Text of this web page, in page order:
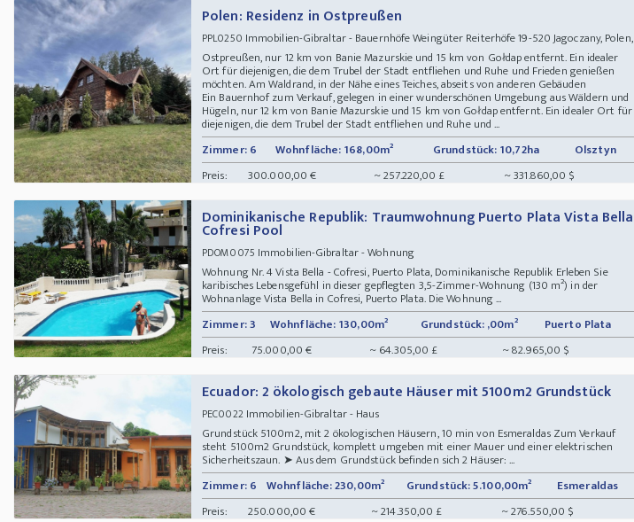
Polen: Residenz in Ostpreußen
PPL0250 Immobilien-Gibraltar - Bauernhöfe Weingüter Reiterhöfe 19-520 Jagoczany, Polen,
Ostpreußen, nur 12 km von Banie Mazurskie und 15 km von Gołdap entfernt. Ein idealer
Ort für diejenigen, die dem Trubel der Stadt entfliehen und Ruhe und Frieden genießen
möchten. Am Waldrand, in der Nähe eines Teiches, abseits von anderen Gebäuden
Ein Bauernhof zum Verkauf, gelegen in einer wunderschönen Umgebung aus Wäldern und
Hügeln, nur 12 km von Banie Mazurskie und 15 km von Gołdap entfernt. Ein idealer Ort für
diejenigen, die dem Trubel der Stadt entfliehen und Ruhe und ...
Zimmer: 6
Wohnfläche: 168,00m² Grundstück: 10,72ha
Olsztyn
Preis:
300.000,00 € ~ 257.220,00 £ ~ 331.860,00 $
Dominikanische Republik: Traumwohnung Puerto Plata Vista Bella
Cofresi Pool
PDOM0075 Immobilien-Gibraltar - Wohnung
Wohnung Nr. 4 Vista Bella - Cofresi, Puerto Plata, Dominikanische Republik Erleben Sie
karibisches Lebensgefühl in dieser gepflegten 3,5-Zimmer-Wohnung (130 m²) in der
Wohnanlage Vista Bella in Cofresi, Puerto Plata. Die Wohnung ...
Zimmer: 3
Wohnfläche: 130,00m² Grundstück: ,00m²
Puerto Plata
Preis:
75.000,00 € ~ 64.305,00 £ ~ 82.965,00 $
Ecuador: 2 ökologisch gebaute Häuser mit 5100m2 Grundstück
PEC0022Immobilien-Gibraltar - Haus
Grundstück 5100m2, mit 2 ökologischen Häusern, 10 min von Esmeraldas Zum Verkauf
steht 5100m2 Grundstück, komplett umgeben mit einer Mauer und einer elektrischen
Sicherheitszaun. ➤ Aus dem Grundstück befinden sich 2 Häuser: ...
Zimmer: 6 Wohnfläche: 230,00m² Grundstück: 5.100,00m²
Esmeraldas
Preis:
250.000,00 € ~ 214.350,00 £ ~ 276.550,00 $